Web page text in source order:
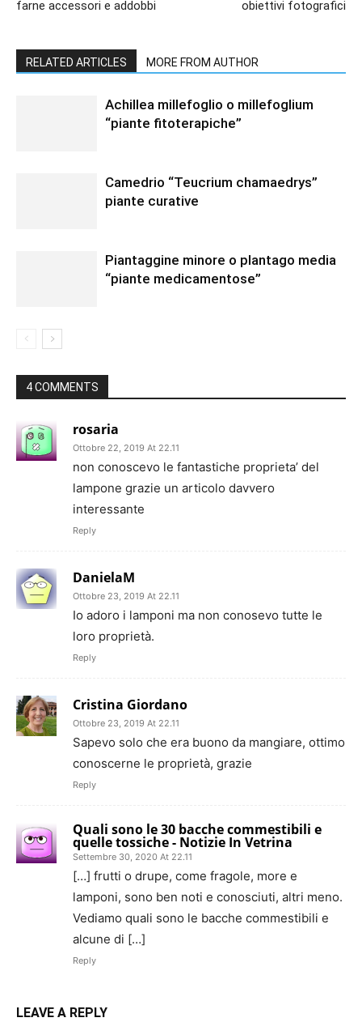
farne accessori e addobbi
obiettivi fotografici
RELATED ARTICLES MORE FROM AUTHOR
Achillea millefoglio o millefoglium
“piante fitoterapiche”
Camedrio “Teucrium chamaedrys”
piante curative
Piantaggine minore o plantago media
“piante medicamentose”
4 COMMENTS
rosaria
Ottobre 22, 2019 At 22.11
non conoscevo le fantastiche proprieta’ del
lampone grazie un articolo davvero
interessante
Reply
DanielaM
Ottobre 23, 2019 At 22.11
Io adoro i lamponi ma non conosevo tutte le
loro proprietà.
Reply
Cristina Giordano
Ottobre 23, 2019 At 22.11
Sapevo solo che era buono da mangiare, ottimo
conoscerne le proprietà, grazie
Reply
Quali sono le 30 bacche commestibili e
quelle tossiche - Notizie In Vetrina
Settembre 30, 2020 At 22.11
[…] frutti o drupe, come fragole, more e
lamponi, sono ben noti e conosciuti, altri meno.
Vediamo quali sono le bacche commestibili e
alcune di […]
Reply
LEAVE A REPLY